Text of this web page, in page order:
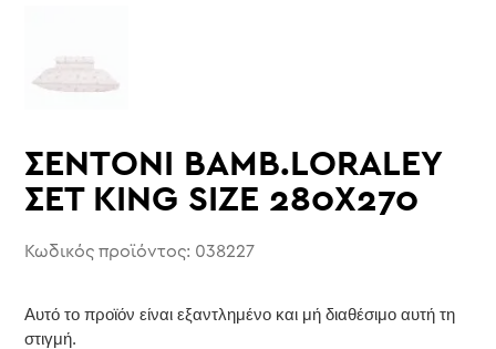
ΣΕΝΤΟΝΙ ΒΑΜΒ.LORALEY
ΣΕΤ KING SIZE 280Χ270
Κωδικός προϊόντος: 038227
Αυτό το προϊόν είναι εξαντλημένο και μή διαθέσιμο αυτή τη
στιγμή.